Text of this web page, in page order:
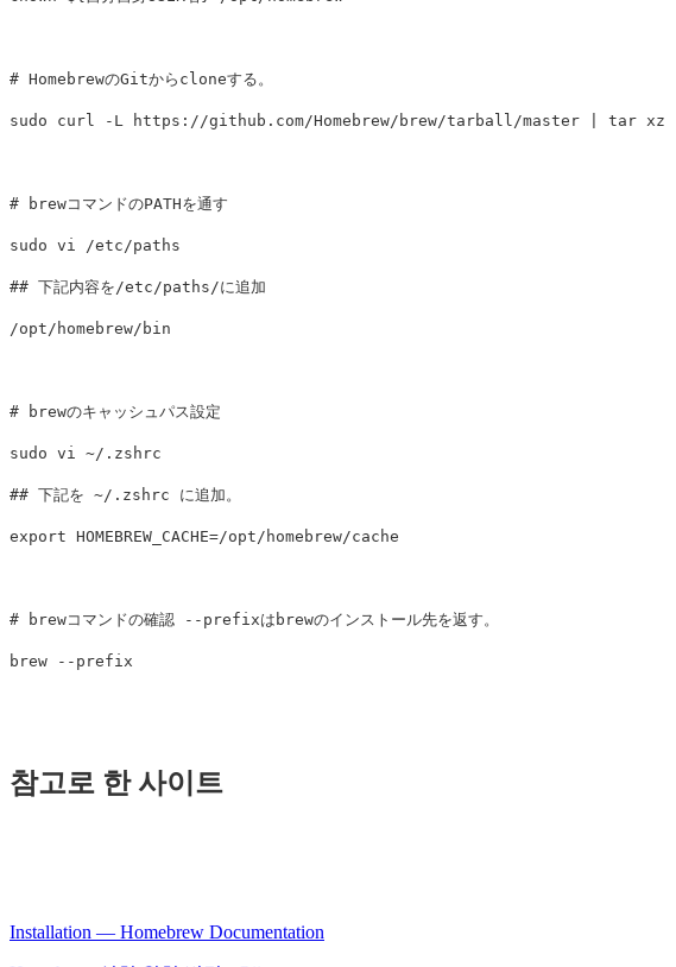
# HomebrewのGitからcloneする。
sudo curl -L https://github.com/Homebrew/brew/tarball/master | tar xz
# brewコマンドのPATHを通す
sudo
## 下記内容を/etc/paths/に追加
/opt/homebrew/bin
# brewのキャッシュパス設定
sudo
## 下記を ~/.zshrc に追加。
export HOMEBREW_CACHE=/opt/homebrew/cache
# brewコマンドの確認 --prefixはbrewのインストール先を返す。
brew --prefix
참고로 한 사이트
Installation — Homebrew Documentation